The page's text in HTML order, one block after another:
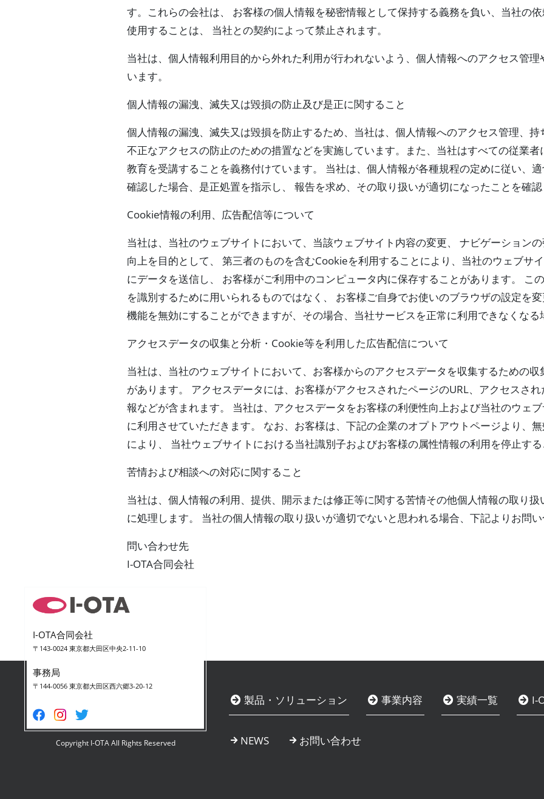
す。これらの会社は、 お客様の個人情報を秘密情報として保持する義務を負い、当社の
使用することは、 当社との契約によって禁止されます。
当社は、個人情報利用目的から外れた利用が行われないよう、個人情報へのアクセス管
います。
個人情報の漏洩、滅失又は毀損の防止及び是正に関すること
個人情報の漏洩、滅失又は毀損を防止するため、当社は、個人情報へのアクセス管理、
不正なアクセスの防止のための措置などを実施しています。また、当社はすべての従業
教育を受講することを義務付けています。 当社は、個人情報が各種規程の定めに従い、
確認した場合、是正処置を指示し、 報告を求め、その取り扱いが適切になったことを確
Cookie情報の利用、広告配信等について
当社は、当社のウェブサイトにおいて、当該ウェブサイト内容の変更、 ナビゲーション
向上を目的として、 第三者のものを含むCookieを利用することにより、当社のウェブサ
にデータを送信し、 お客様がご利用中のコンピュータ内に保存することがあります。 こ
を識別するために用いられるものではなく、 お客様ご自身でお使いのブラウザの設定を
機能を無効にすることができますが、その場合、当社サービスを正常に利用できなくなる
アクセスデータの収集と分析・Cookie等を利用した広告配信について
当社は、当社のウェブサイトにおいて、お客様からのアクセスデータを収集するための
があります。 アクセスデータには、お客様がアクセスされたページのURL、アクセスさ
報などが含まれます。 当社は、アクセスデータをお客様の利便性向上および当社のウェ
に利用させていただきます。 なお、お客様は、下記の企業のオプトアウトページより、
により、 当社ウェブサイトにおける当社識別子およびお客様の属性情報の利用を停止す
苦情および相談への対応に関すること
当社は、個人情報の利用、提供、開示または修正等に関する苦情その他個人情報の取り
に処理します。 当社の個人情報の取り扱いが適切でないと思われる場合、下記よりお問
問い合わせ先
I-OTA合同会社
I-OTA合同会社
〒143-0024 東京都大田区中央2-11-10
事務局
〒144-0056 東京都大田区西六郷3-20-12
Copyright I-OTA All Rights Reserved
製品・ソリューション 事業内容 実績一覧 I-
NEWS お問い合わせ